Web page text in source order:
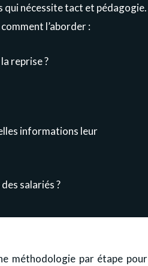
qui nécessite tact et pédagogie.
l’aborder :
reprise ?
informations leur
salariés ?
méthodologie par étape pour